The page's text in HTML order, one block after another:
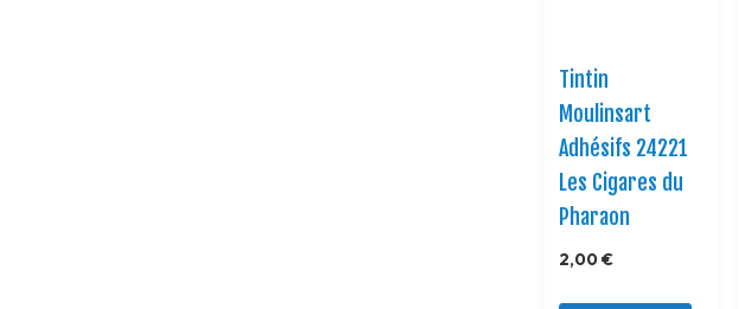
Tintin
Moulinsart
Adhésifs 24221
Les Cigares du
Pharaon
2,00 €